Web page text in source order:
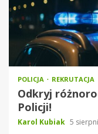
POLICJA REKRUTACJA
Odkryj
Policji!
Karol Kubiak 5